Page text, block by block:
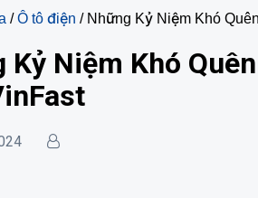
/Ô tô điện / Những Kỷ Niệm Khó
Kỷ Niệm Khó